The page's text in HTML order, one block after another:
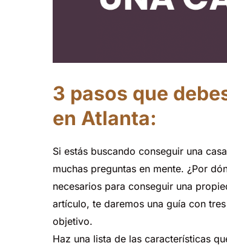
3 pasos que
en Atlanta:
Si estás buscando conseguir una casa
muchas preguntas en mente. ¿Por
necesarios para conseguir una
artículo, te daremos una guía con tres
objetivo.
Haz una lista de las características